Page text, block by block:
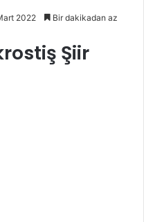
2022 Bir dakikadan az
Şiir